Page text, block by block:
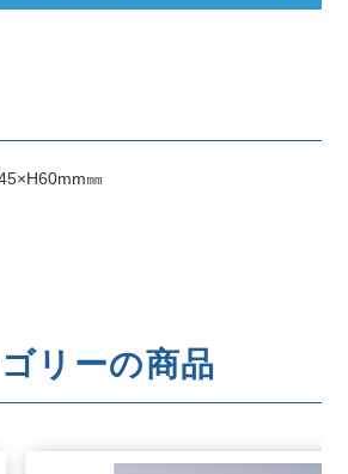
㎜
リーの商品